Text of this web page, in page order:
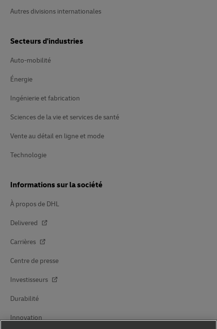
Autres divisions internationales
Secteurs d'industries
Auto-mobilité
Énergie
Ingénierie et fabrication
Sciences de la vie et services de santé
Vente au détail en ligne et mode
Technologie
Informations sur la société
À propos de DHL
Delivered
Carrières
Centre de presse
Investisseurs
Durabilité
Innovation